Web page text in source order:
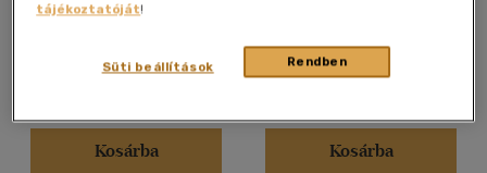
Antikvár partner
Árinformációk
Kosárba
Árinformációk
Kosárba
tájékoztatóját!
Rendben
Süti beállítások